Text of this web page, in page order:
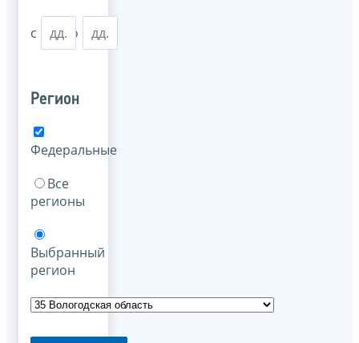
с по
Регион
Федеральные
Все
регионы
Выбранный
регион